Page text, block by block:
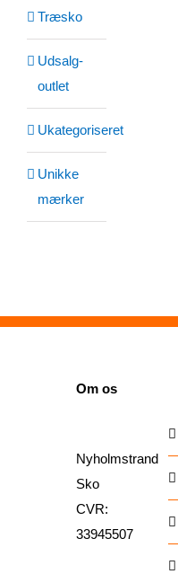
Træsko
Udsalg-
outlet
Ukategoriseret
Unikke
mærker
Om os
Nyholmstrand
Sko
CVR:
33945507